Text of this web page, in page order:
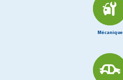
Mécanique